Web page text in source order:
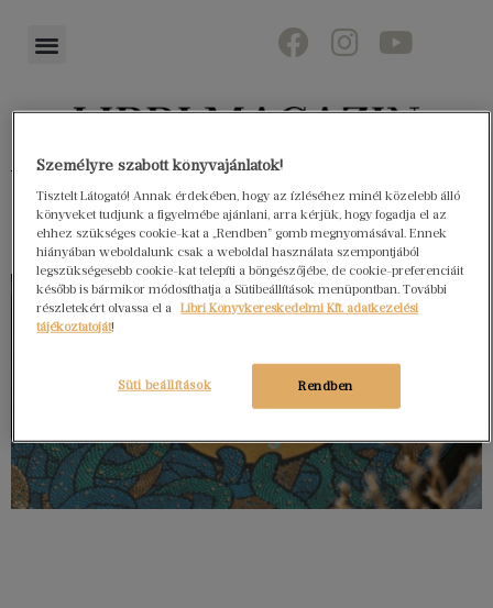
Könyvektől az olvasókig
Személyre szabott könyvajánlatok!
Tisztelt Látogató! Annak érdekében, hogy az ízléséhez minél közelebb álló
könyveket tudjunk a figyelmébe ajánlani, arra kérjük, hogy fogadja el az
ehhez szükséges cookie-kat a „Rendben” gomb megnyomásával. Ennek
hiányában weboldalunk csak a weboldal használata szempontjából
legszükségesebb cookie-kat telepíti a böngészőjébe, de cookie-preferenciáit
később is bármikor módosíthatja a Sütibeállítások menüpontban. További
részletekért olvassa el a
Libri Könyvkereskedelmi Kft. adatkezelési
tájékoztatóját!
Rendben
Süti beállítások